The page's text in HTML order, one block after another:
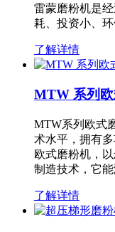
雷蒙磨粉机是
耗、投资小、
了解详情
MTW 系列
MTW系列欧式
术水平，拥有
欧式磨粉机，
制造技术，它
了解详情